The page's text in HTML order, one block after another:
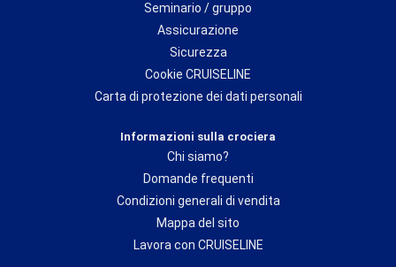
Seminario / gruppo
Assicurazione
Sicurezza
Cookie CRUISELINE
Carta di protezione dei dati personali
Informazioni sulla crociera
Chi siamo?
Domande frequenti
Condizioni generali di vendita
Mappa del sito
Lavora con CRUISELINE